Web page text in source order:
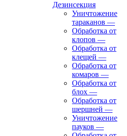
Дезинсекция
Уничтожение
тараканов —
Обработка от
клопов —
Обработка от
клещей —
Обработка от
комаров —
Обработка от
блох —
Обработка от
шершней —
Уничтожение
пауков —